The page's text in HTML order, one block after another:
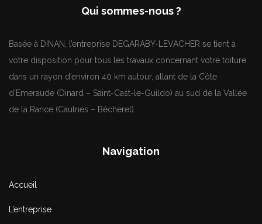
Qui sommes-nous ?
Basée à DINAN, l’entreprise DEGARABY-LEVACHER se tient à
votre disposition pour tous les travaux concernant votre toiture
dans un rayon d’environ 40 km autour, allant de la Côte
d’Emeraude (Dinard – Saint-Cast-le-Guildo) au sud de la Vallée
de la Rance (Caulnes – Bécherel).
Navigation
Accueil
L’entreprise